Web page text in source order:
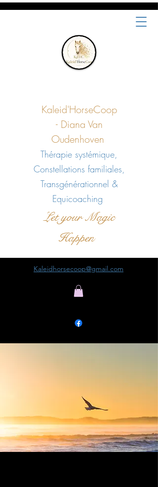
Kaleid'HorseCoop
-Diana Van
Oudenhoven
Thérapie systémique,
Constellations familiales,
Transgénérationnel &
Equicoaching
Let your Magic
Happen
Kaleidhorsecoop@gmail.com